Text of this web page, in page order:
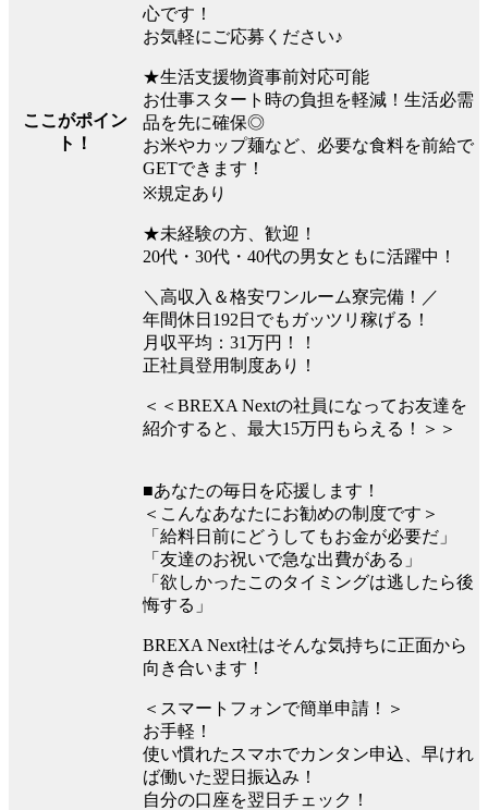
ここがポイン
ト！
心です！
お気軽にご応募ください♪
★生活支援物資事前対応可能
お仕事スタート時の負担を軽減！生活必需
品を先に確保◎
お米やカップ麺など、必要な食料を前給で
GETできます！
※規定あり
★未経験の方、歓迎！
20代・30代・40代の男女ともに活躍中！
＼高収入＆格安ワンルーム寮完備！／
年間休日192日でもガッツリ稼げる！
月収平均：31万円！！
正社員登用制度あり！
＜＜BREXA Nextの社員になってお友達を
紹介すると、最大15万円もらえる！＞＞
■あなたの毎日を応援します！
＜こんなあなたにお勧めの制度です＞
「給料日前にどうしてもお金が必要だ」
「友達のお祝いで急な出費がある」
「欲しかったこのタイミングは逃したら後
悔する」
BREXA Next社はそんな気持ちに正面から
向き合います！
＜スマートフォンで簡単申請！＞
お手軽！
使い慣れたスマホでカンタン申込、早けれ
ば働いた翌日振込み！
自分の口座を翌日チェック！